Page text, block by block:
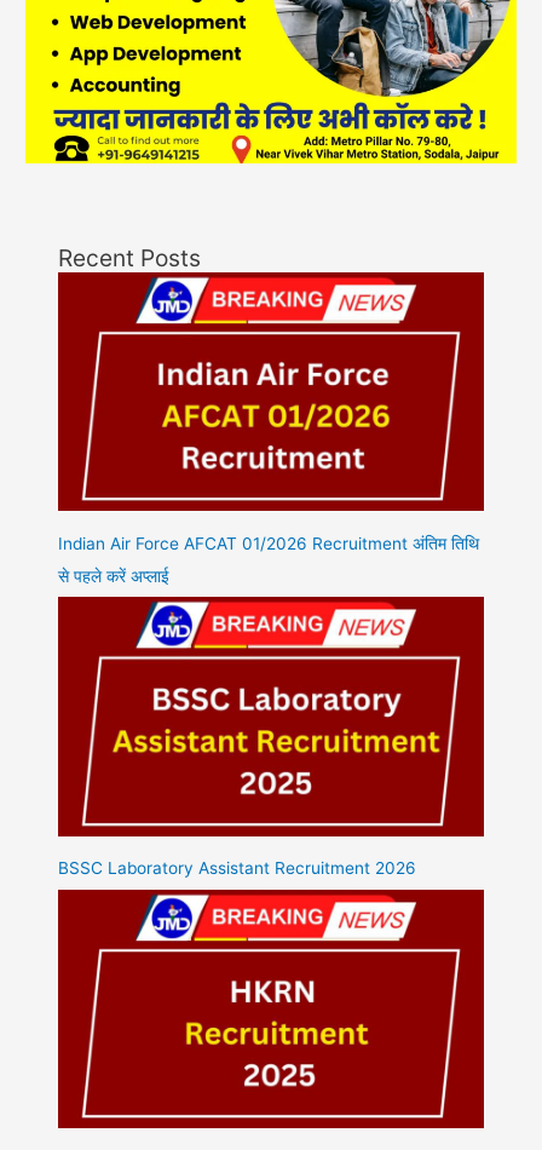
Recent Posts
Indian Air Force AFCAT 01/2026 Recruitment अंतिम तिथि
से पहले करें अप्लाई
BSSC Laboratory Assistant Recruitment 2026